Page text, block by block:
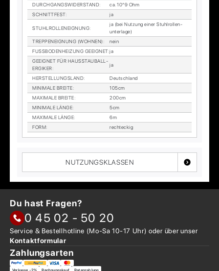
DURCH­GANGS­WI­DER­STAND:
ca. 10^9 Ohm
SCHNITT­FEST: ja
STUHL­ROL­LEN­EIG­NUNG:
ja (bei Nut­zung ei­ner Stuhl­rol­len­
un­ter­la­ge)
TREP­PEN­EIG­NUNG (WOH­NEN) :
nein
FUSS­BO­DEN­HEI­ZUNG GE­EIG­NET:ja
GE­EIG­NET FÜR HAUS­STAUB­ALL­
ER­GI­KER:
ja
HER­STEL­LUNGS­LAND:
Deutsch­land
MI­NI­MA­LE BREI­TE:
105cm
MA­XI­MA­LE BREI­TE:
200cm
MI­NI­MA­LE LÄN­GE:
5cm
MA­XI­MA­LE LÄN­GE:
6m
FORM: recht­eckig
NUTZUNGSKLASSEN
Du hast Fragen?
0 45 02 - 50 20
Service & Bestellhotline (Mo-Sa 10-17 Uhr) oder überunser
Kontaktformular
Zahlungsarten
Vorkasse -2% Rechnungskauf Ratenzahlung